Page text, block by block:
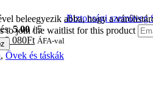
Biztonsági
5.00 / 5
3 080Ft ÁFA-val
beleegyezik abba, hogy a
to join the waitlist for this product
, Övek és táskák